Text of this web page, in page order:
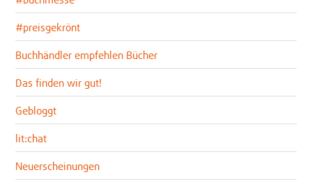
#preisgekrönt
Buchhändler empfehlen Bücher
Das finden wir gut!
Gebloggt
lit:chat
Neuerscheinungen